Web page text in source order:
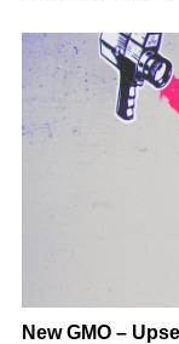
New GMO –